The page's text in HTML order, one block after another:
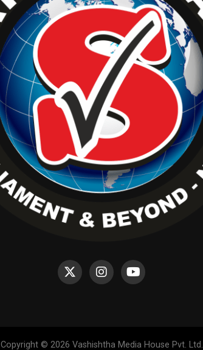
Copyright © 2026 Vashishtha Media House Pvt. Ltd.